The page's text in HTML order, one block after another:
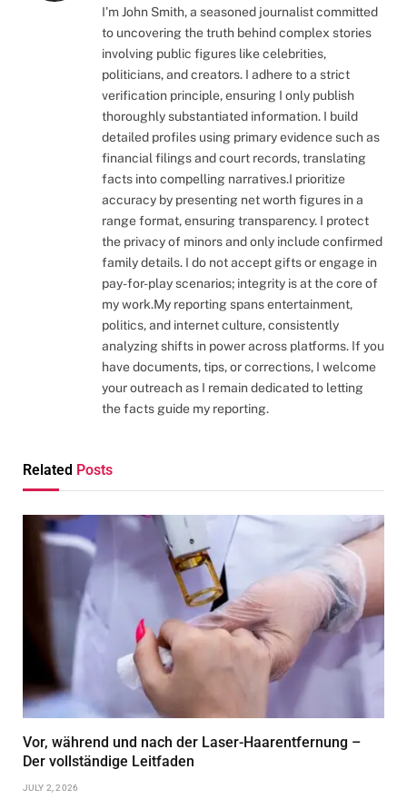
I’m John Smith, a seasoned journalist committed
to uncovering the truth behind complex stories
involving public figures like celebrities,
politicians, and creators. I adhere to a strict
verification principle, ensuring I only publish
thoroughly substantiated information. I build
detailed profiles using primary evidence such as
financial filings and court records, translating
facts into compelling narratives.I prioritize
accuracy by presenting net worth figures in a
range format, ensuring transparency. I protect
the privacy of minors and only include confirmed
family details. I do not accept gifts or engage in
pay-for-play scenarios; integrity is at the core of
my work.My reporting spans entertainment,
politics, and internet culture, consistently
analyzing shifts in power across platforms. If you
have documents, tips, or corrections, I welcome
your outreach as I remain dedicated to letting
the facts guide my reporting.
Related Posts
Vor, während und nach der Laser-Haarentfernung –
Der vollständige Leitfaden
JULY 2, 2026